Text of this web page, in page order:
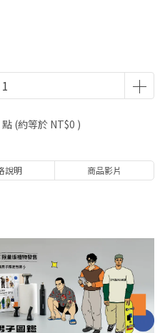
點 (約等於 NT$0 )
說明 商品影片